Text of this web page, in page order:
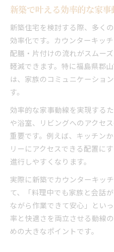
新築で叶える効率的な家事
新築住宅を検討する際、多く
効率化です。カウンターキッ
配膳・片付けの流れがスムー
軽減できます。特に福島県郡
は、家族のコミュニケーショ
す。
効率的な家事動線を実現する
や浴室、リビングへのアクセ
重要です。例えば、キッチン
リーにアクセスできる配置に
進行しやすくなります。
実際に新築でカウンターキッ
て、「料理中でも家族と会話
ながら作業できて安心」とい
率と快適さを両立させる動線
めの大きなポイントです。